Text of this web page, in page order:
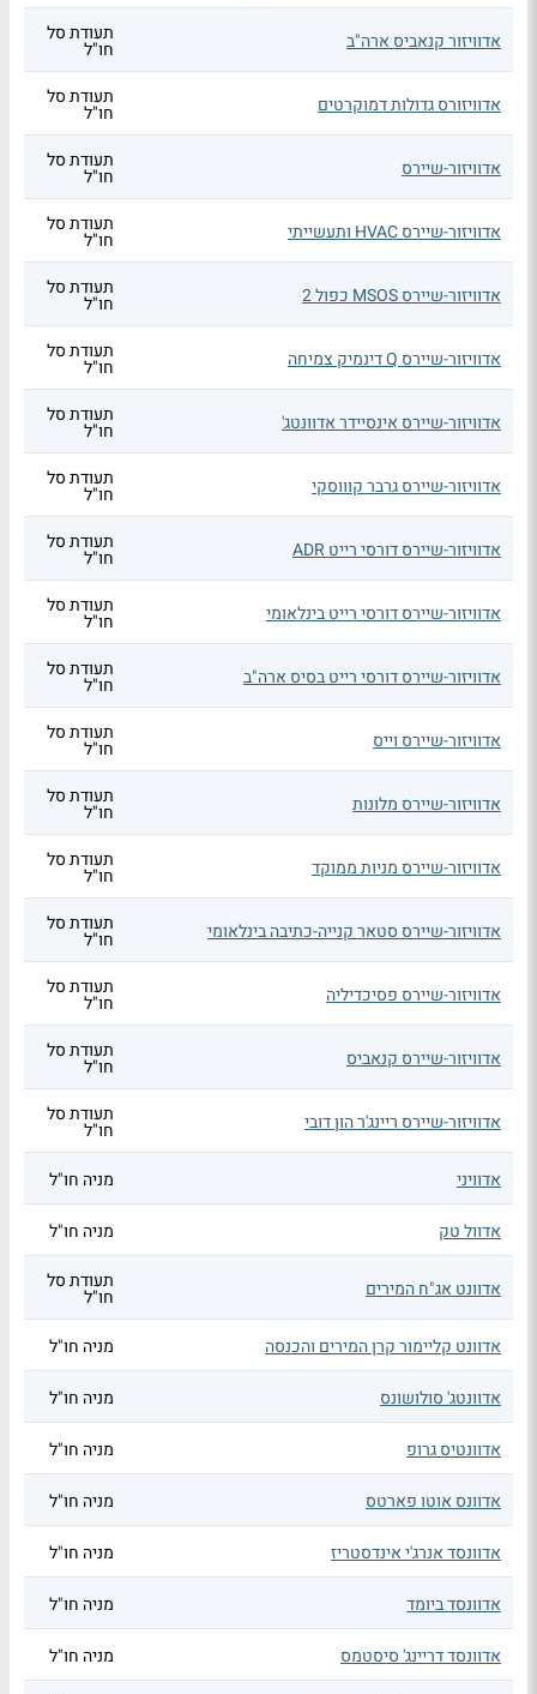
אדוויזור קנאביס ארה"ב תעודת סל
חו"ל
אדוויזורס גדולות דמוקרטים תעודת סל
חו"ל
אדוויזור-שיירס תעודת סל
חו"ל
אדוויזור-שיירס HVAC ותעשייתי תעודת סל
חו"ל
אדוויזור-שיירס MSOS כפול 2 תעודת סל
חו"ל
אדוויזור-שיירס Q דינמיק צמיחה תעודת סל
חו"ל
אדוויזור-שיירס אינסיידר אדוונטג' תעודת סל
חו"ל
אדוויזור-שיירס גרבר קוווסקי תעודת סל
חו"ל
אדוויזור-שיירס דורסי רייט ADR תעודת סל
חו"ל
אדוויזור-שיירס דורסי רייט בינלאומי תעודת סל
חו"ל
אדוויזור-שיירס דורסי רייט בסיס ארה"ב תעודת סל
חו"ל
אדוויזור-שיירס וייס תעודת סל
חו"ל
אדוויזור-שיירס מלונות תעודת סל
חו"ל
אדוויזור-שיירס מניות ממוקד תעודת סל
חו"ל
אדוויזור-שיירס סטאר קנייה-כתיבה בינלאומי תעודת סל
חו"ל
אדוויזור-שיירס פסיכדיליה תעודת סל
חו"ל
אדוויזור-שיירס קנאביס תעודת סל
חו"ל
אדוויזור-שיירס ריינג'ר הון דובי תעודת סל
חו"ל
אדוויני
מניה חו"ל
אדוול טק מניה חו"ל
אדוונט אג"ח המירים תעודת סל
חו"ל
אדוונט קליימור קרן המירים והכנסה
מניה חו"ל
אדוונטג' סולושונס מניה חו"ל
אדוונטיס גרופ מניה חו"ל
אדוונס אוטו פארטס מניה חו"ל
אדוונסד אנרג'י אינדסטריז מניה חו"ל
אדוונסד ביומד מניה חו"ל
אדוונסד דריינג' סיסטמס מניה חו"ל